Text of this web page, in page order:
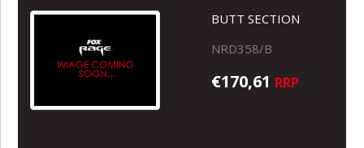
BUTT SECTION
NRD358/B
€170,61 RRP